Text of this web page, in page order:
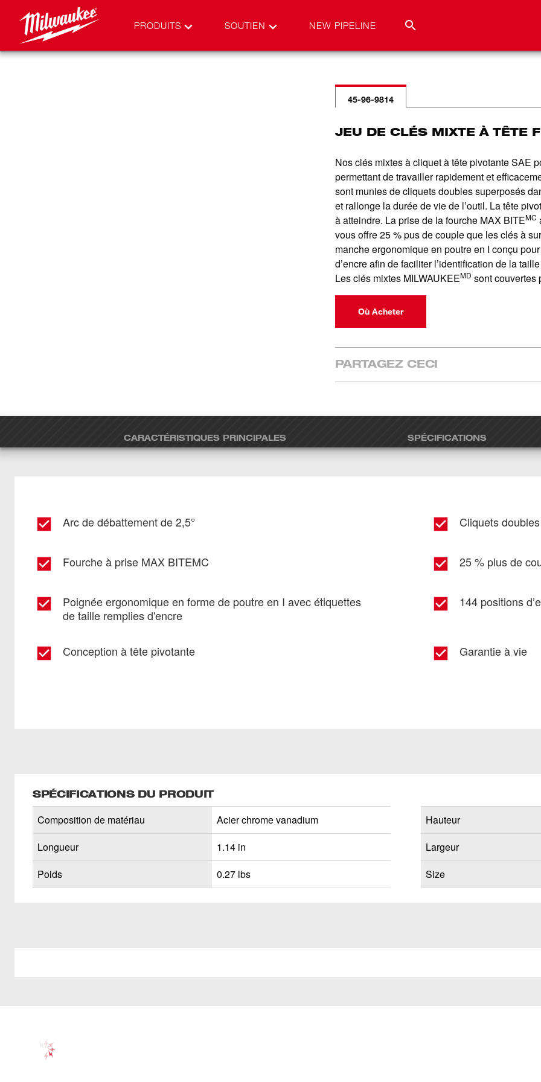
PRODUITS SOUTIEN NEW PIPELINE
45-96-9814
JEU DE CLÉS MIXTE À TÊTE
Nos clés mixtes à cliquet à tête pivotante SAE
permettant de travailler rapidement et
sont munies de cliquets doubles superposés
et rallonge la durée de vie de l’outil. La tête
à atteindre. La prise de la fourche MAX BITEMC
vous offre 25 % pus de couple que les clés à
manche ergonomique en poutre en I conçu
d’encre afin de faciliter l’identification de la
Les clés mixtes MILWAUKEEMD sont couvertes
Où Acheter
PARTAGEZ CECI
CARACTÉRISTIQUES PRINCIPALES SPÉCIFICATIONS
Arc de débattement de 2,5° Cliquets
Fourche à prise MAX BITEMC 25 % plus de
Poignée ergonomique en forme de poutre en I avec étiquettes
de taille remplies d'encre
144 positions
Conception à tête pivotante Garantie à vie
SPÉCIFICATIONS DU PRODUIT
Composition de matériau
Acier chrome vanadium
Longueur
1.14 in
Poids
0.27 lbs
Hauteur
Largeur
Size